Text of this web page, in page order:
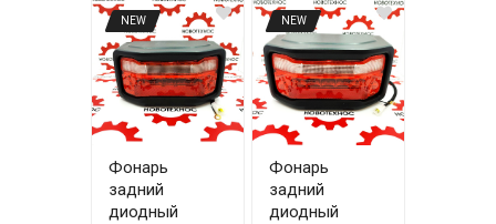
NEW
Фонарь
задний
диодный
NEW
Фонарь
задний
диодный